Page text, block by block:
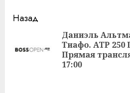
Продолжить
Назад
Даниэль
Тиафо. ATP 250
Прямая
17:00